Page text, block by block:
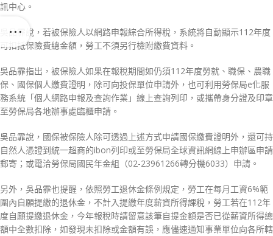
訊中心。
吳品霏說，若被保險人以網路申報綜合所得稅，系統將自動顯示112年度
可扣抵保險費總金額，勞工不須另行檢附繳費資料。
吳品霏指出，被保險人如果在報稅期間如仍須112年度勞就、職保、農職
保、國保個人繳費證明，除可向投保單位申請外，也可利用勞保局e化服
務系統「個人網路申報及查詢作業」線上查詢列印，或攜帶身分證及印章
至勞保局各地辦事處臨櫃申請。
吳品霏說，國保被保險人除可透過上述方式申請國保繳費證明外，還可持
自然人憑證到統一超商的ibon列印或至勞保局全球資訊網線上申辦區申請
郵寄；或電洽勞保局國民年金組（02-23961266轉分機6033）申請。
另外，吳品霏也提醒，依照勞工退休金條例規定，勞工在每月工資6%範
圍內自願提繳的退休金，不計入提繳年度薪資所得課稅，勞工若在112年
度自願提繳退休金，今年報稅時請留意該筆自提金額是否已從薪資所得總
額中全數扣除，如發現未扣除或金額有誤，應儘速通知事業單位向各所轄